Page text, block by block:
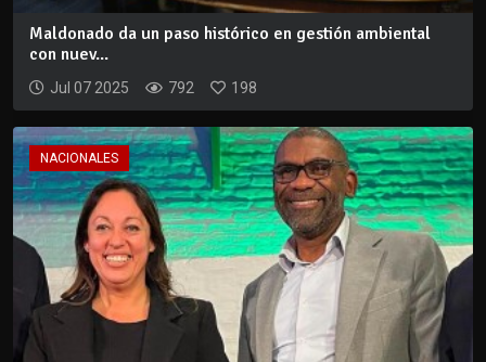
Maldonado da un paso histórico en gestión ambiental
con nuev...
Jul 07 2025 792 198
NACIONALES